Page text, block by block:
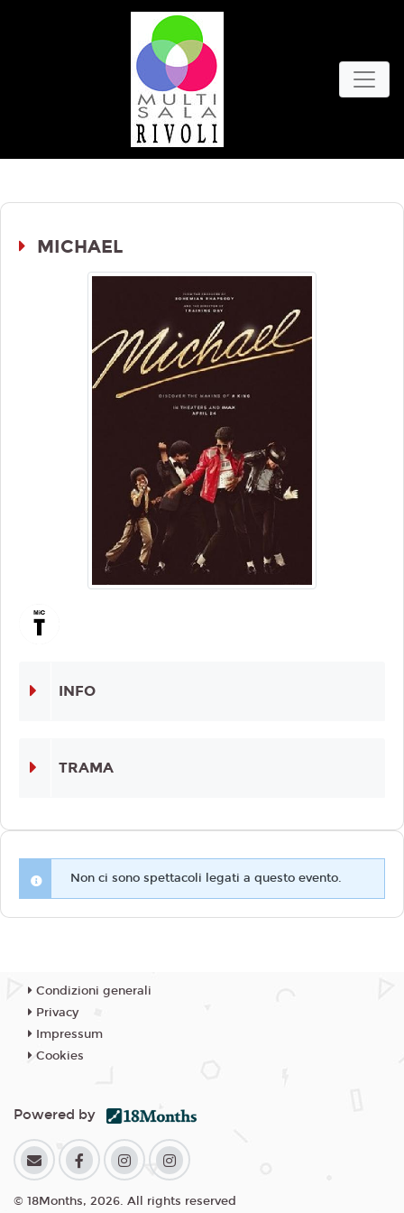
MICHAEL
INFO
TRAMA
Non ci sono spettacoli legati a questo evento.
Condizioni generali
Privacy
Impressum
Cookies
Powered by
© 18Months, 2026. All rights reserved